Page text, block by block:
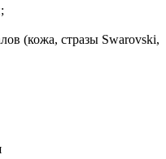
(кожа, стразы Swarovski,